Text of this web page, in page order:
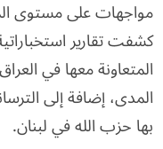
مواجهات على مستوى
كشفت تقارير
المتعاونة معها في
المدى، إضافة إلى
بها حزب الله في لبنان.